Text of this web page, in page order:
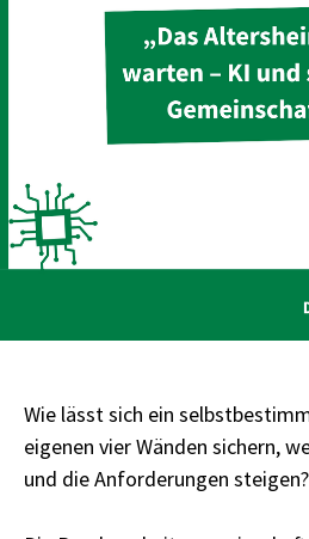
Wie lässt sich ein
eigenen vier Wänden sichern,
und die Anforderungen steigen?